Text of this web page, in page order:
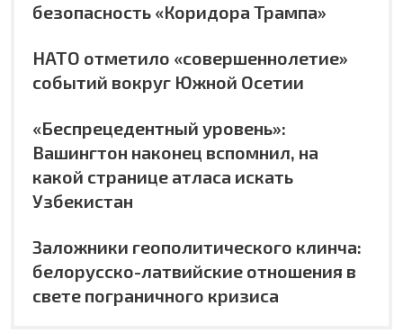
безопасность «Коридора Трампа»
НАТО отметило «совершеннолетие»
событий вокруг Южной Осетии
«Беспрецедентный уровень»:
Вашингтон наконец вспомнил, на
какой странице атласа искать
Узбекистан
Заложники геополитического клинча:
белорусско-латвийские отношения в
свете пограничного кризиса